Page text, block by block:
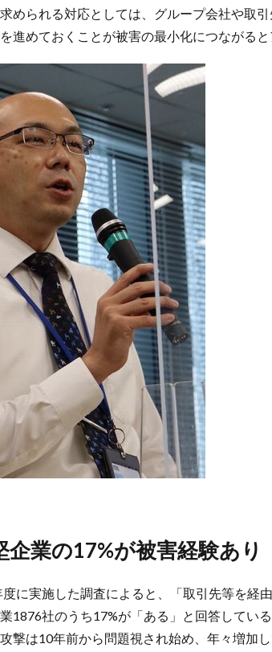
められる対応としては、グループ会社や取
進めておくことが被害の最小化につながると
企業の17%が被害経験あり
に実施した調査によると、「取引先等を経
1876社のうち17%が「ある」と回答してい
撃は10年前から問題視され始め、年々増加